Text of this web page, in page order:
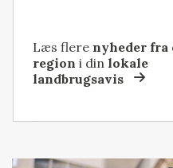
Læs flere nyheder fra
region i dinlokale
landbrugsavis